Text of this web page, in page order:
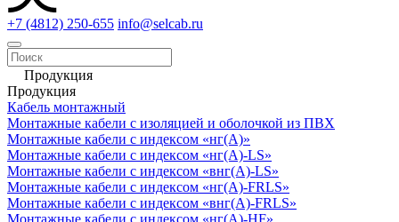
+7 (4812) 250-655 info@selcab.ru
Продукция
Продукция
Кабель монтажный
Монтажные кабели с изоляцией и оболочкой из ПВХ
Монтажные кабели с индексом «нг(А)»
Монтажные кабели с индексом «нг(А)-LS»
Монтажные кабели с индексом «внг(А)-LS»
Монтажные кабели с индексом «нг(А)-FRLS»
Монтажные кабели с индексом «внг(А)-FRLS»
Монтажные кабели с индексом «нг(А)-HF»